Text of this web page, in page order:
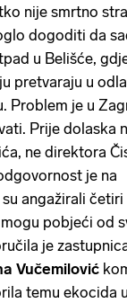
nije smrtno
dogoditi da
u Belišće,
pretvaraju u
Problem je u
Prije dolaska
ne direktora
je na
su angažirali
pobjeći od
je
Vučemilović
temu ekocida